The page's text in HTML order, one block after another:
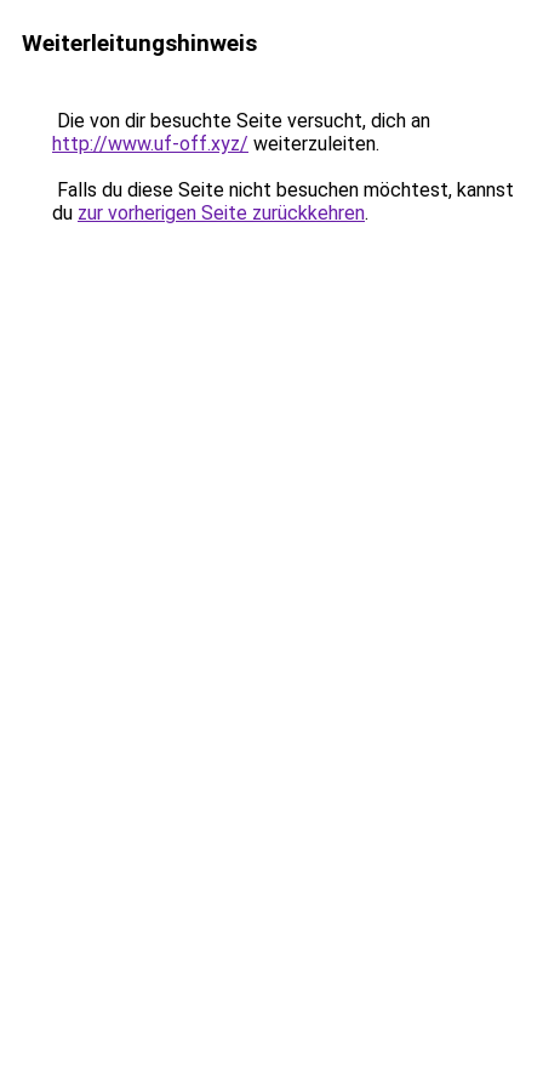
Weiterleitungshinweis
Die von dir besuchte Seite versucht, dich an
http://www.uf-off.xyz/ weiterzuleiten.
Falls du diese Seite nicht besuchen möchtest, kannst
du zur vorherigen Seite zurückkehren.